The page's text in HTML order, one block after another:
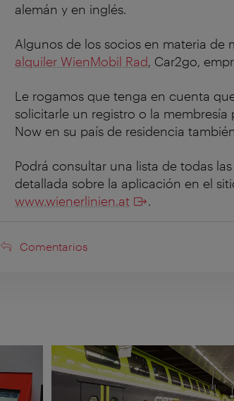
alemán y en inglés.
Algunos de los socios en materia de
alquiler WienMobil Rad, Car2go,
Le rogamos que tenga en cuenta
solicitarle un registro o la
Now en su país de residencia
Podrá consultar una lista de todas
detallada sobre la aplicación en el
www.wienerlinien.at
.
Comentarios
Comentarios